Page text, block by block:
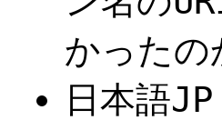
かったの
日本語